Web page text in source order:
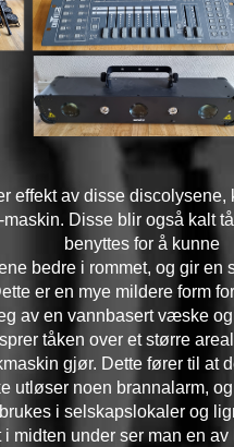
effekt av disse discolysene,
Disse blir også kalt
benyttes for å kunne
bedre i rommet, og gir en
er en mye mildere form
av en vannbasert væske
tåken over et større
gjør. Dette fører til at
utløser noen brannalarm,
brukes i selskapslokaler og
i midten under ser man en